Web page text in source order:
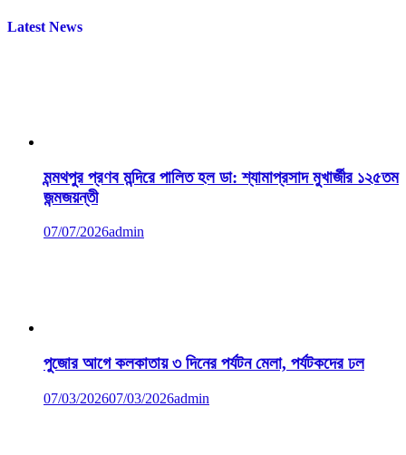
Latest News
মন্মথপুর প্রণব মন্দিরে পালিত হল ডা: শ্যামাপ্রসাদ মুখার্জীর ১২৫তম
জন্মজয়ন্তী
07/07/2026admin
পুজোর আগে কলকাতায় ৩ দিনের পর্যটন মেলা, পর্যটকদের ঢল
07/03/202607/03/2026admin